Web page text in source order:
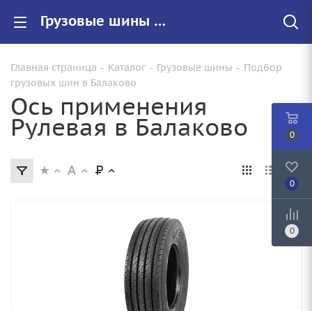
Грузовые шины осью применения Рулевая" купить в Балаково недорого, цены на резину для грузовых с осью применения Рулевая
Главная страница - Каталог - Грузовые шины - Подбор
грузовых шин в Балаково
Ось применения
Рулевая в Балаково 0
0
0